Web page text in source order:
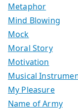
Metaphor
Mind Blowing
Mock
Moral Story
Motivation
Musical
My Pleasure
Name of Army